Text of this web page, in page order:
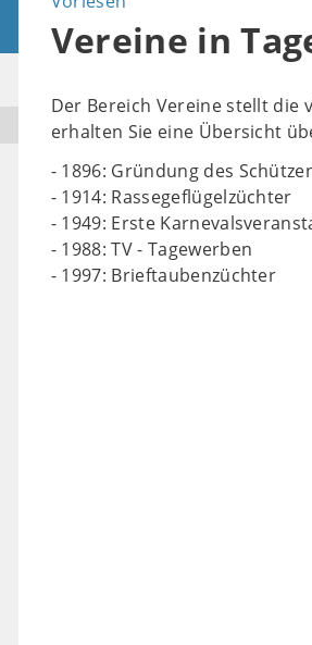
Vereine in
Der Bereich Vereine stellt die
erhalten Sie eine Übersicht
- 1896: Gründung des
- 1914: Rassegeflügelzüchter
- 1949: Erste
- 1988: TV - Tagewerben
- 1997: Brieftaubenzüchter